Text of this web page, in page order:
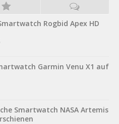
Rogbid Apex HD
Garmin Venu X1 auf
Smartwatch NASA Artemis